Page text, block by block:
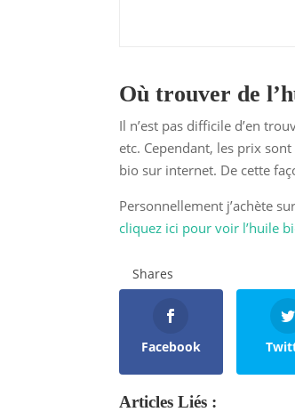
Où trouver de
Il n’est pas difficile d’en
etc. Cependant, les prix
bio sur internet. De cette
Personnellement j’achète
cliquez ici pour voir l’huile
Shares
Facebook
Articles Liés :